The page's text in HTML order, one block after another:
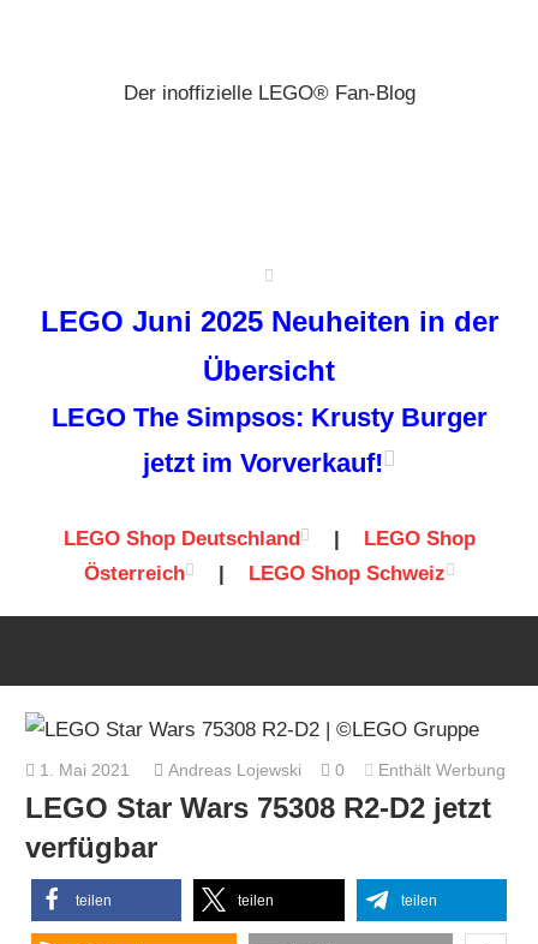
Der inoffizielle LEGO® Fan-Blog
LEGO Juni 2025 Neuheiten in der
Übersicht
LEGO The Simpsos: Krusty Burger
jetzt im Vorverkauf!
LEGO Shop Deutschland | LEGO Shop
Österreich
| LEGO Shop Schweiz
1. Mai 2021 Andreas Lojewski 0 Enthält Werbung
LEGO Star Wars 75308 R2-D2 jetzt
verfügbar
teilen teilen teilen